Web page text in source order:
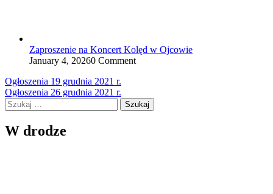
Zaproszenie na Koncert Kolęd w Ojcowie
January 4, 20260 Comment
Nawigacja
wpisu
Ogłoszenia 19 grudnia 2021 r.
Ogłoszenia 26 grudnia 2021 r.
Szukaj:
W drodze